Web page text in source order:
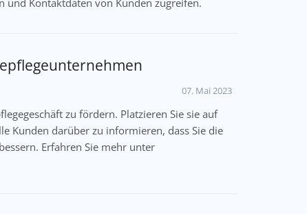
Kontaktdaten von Kunden zugreifen.
07. Mai 2023
zu fördern. Platzieren Sie sie auf
Kunden darüber zu informieren, dass Sie die
Erfahren Sie mehr unter